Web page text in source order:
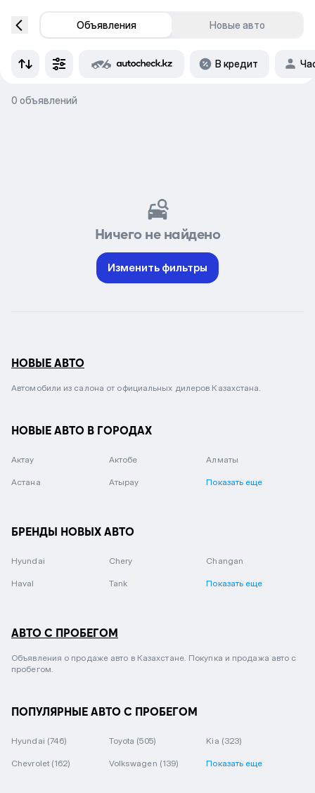
Объявления Новые авто
В кредит
0 объявлений
Ничего не найдено
Изменить фильтры
НОВЫЕ АВТО
Автомобили из салона от официальных дилеров Казахстана.
НОВЫЕ АВТО В ГОРОДАХ
Актау Актобе Алматы
Астана Атырау Показать еще
БРЕНДЫ НОВЫХ АВТО
Hyundai Chery Changan
Haval Tank Показать еще
АВТО С ПРОБЕГОМ
Объявления о продаже авто в Казахстане. Покупка и продажа авто с
пробегом.
ПОПУЛЯРНЫЕ АВТО С ПРОБЕГОМ
Hyundai (746) Toyota (505) Kia (323)
Chevrolet (162) Volkswagen (139) Показать еще